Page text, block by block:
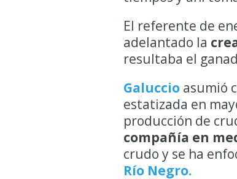
El referente de
adelantado la
resultaba el
Galuccioasumió
estatizada en
producción de
compañía en
crudo y se ha
Río Negro.